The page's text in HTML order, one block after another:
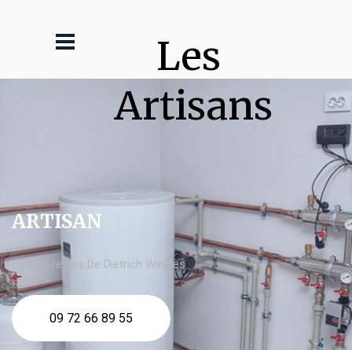
Les
Artisans
ARTISAN
chaudière gaz De Dietrich Wingles
09 72 66 89 55